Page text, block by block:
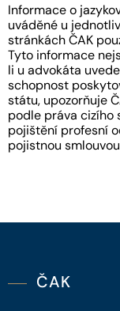
Informace o
uváděné u
stránkách ČAK
Tyto informace
li u advokáta
schopnost
státu, upozorňuje
podle práva cizího
pojištění profesní
pojistnou
ČAK